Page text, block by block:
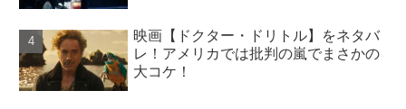
映画【ドクター・ドリトル】をネタバ
レ！アメリカでは批判の嵐でまさかの
大コケ！